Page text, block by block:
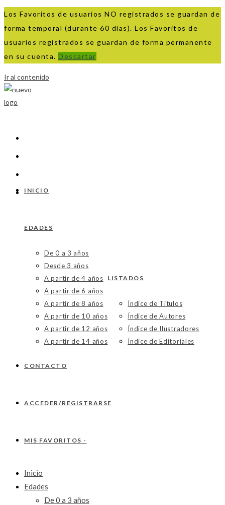
Los Favoritos de usuarios NO registrados se guardan de
forma temporal (durante 60 días). Los Favoritos de
usuarios registrados se guardan de forma permanente
en su cuenta. Descartar
Ir al contenido
INICIO
EDADES
De 0 a 3 años
Desde 3 años
A partir de 4 años
A partir de 6 años
A partir de 8 años
A partir de 10 años
A partir de 12 años
A partir de 14 años
LISTADOS
Índice de Títulos
Índice de Autores
Índice de Ilustradores
Índice de Editoriales
CONTACTO
ACCEDER/REGISTRARSE
MIS FAVORITOS -
Inicio
Edades
De 0 a 3 años